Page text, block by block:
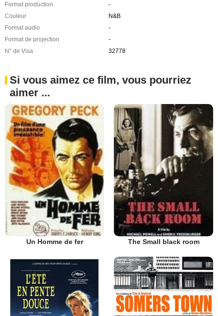
Format production
-
Couleur
N&B
Format audio
-
Format de projection
-
N° de Visa
32778
Si vous aimez ce film, vous pourriez
aimer ...
Un Homme de fer The Small black room